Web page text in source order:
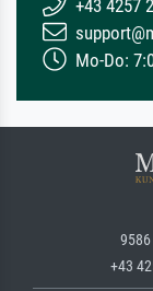
+43 4257
Mo-Do:
9586
+43